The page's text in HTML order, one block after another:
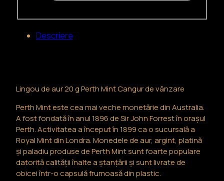
Descriere
Lingou de aur 20 g Perth Mint Cangur de vânzare
Perth Mint este cea mai veche monetărie din Australia.
A fost fondată în anul 1896 de Sir John Forrest în orașul
Perth. Activitatea a început în 1899 ca o sucursală a
Royal Mint din Londra. Monedele de aur, argint, platină
și paladiu produse de Perth Mint sunt foarte populare
datorită calității înalte a ștanțării și sunt livrate de
obicei într-o capsulă frumoasă din plastic.